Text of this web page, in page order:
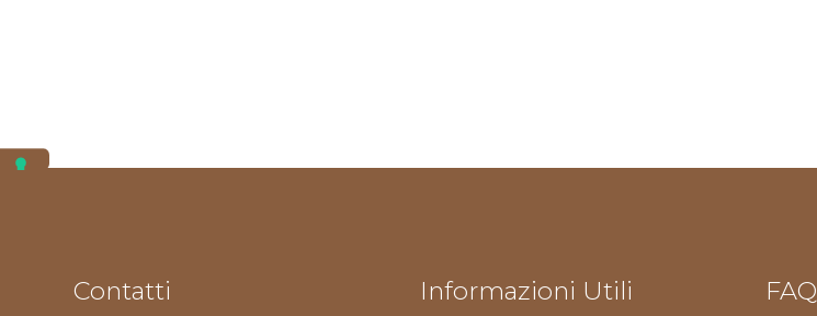
Contatti Informazioni Utili FAQ